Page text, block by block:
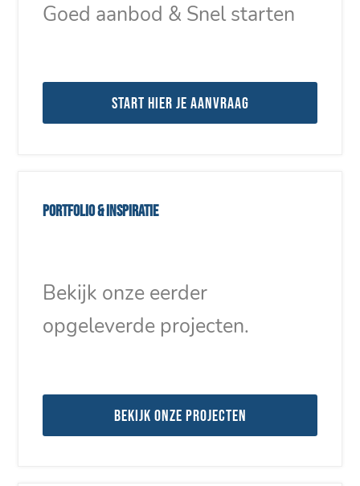
Goed aanbod & Snel starten
Start hier je aanvraag
Portfolio & inspiratie
Bekijk onze eerder
opgeleverde projecten.
Bekijk onze projecten